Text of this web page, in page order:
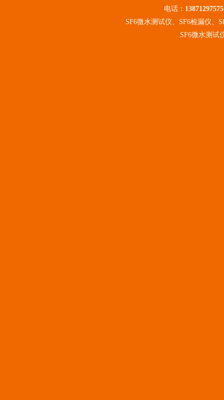
电话： 13871297575
SF6微水测试仪、SF6检漏仪、
SF6微水测试